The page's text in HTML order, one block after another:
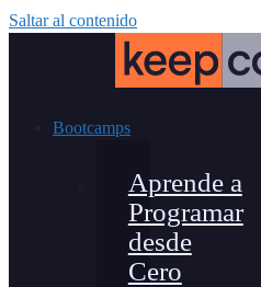
Saltar al contenido
Bootcamps
Aprende a
Programar
desde
Cero